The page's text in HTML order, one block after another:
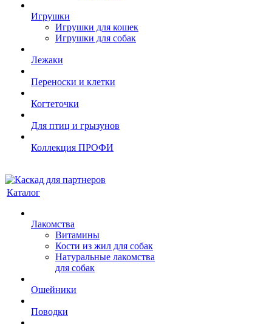
Игрушки
Игрушки для кошек
Игрушки для собак
Лежаки
Переноски и клетки
Когтеточки
Для птиц и грызунов
Коллекция ПРОФИ
Каталог
Лакомства
Витамины
Кости из жил для собак
Натуральные лакомства
для собак
Ошейники
Поводки